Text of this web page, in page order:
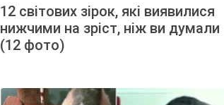
12 світових зірок, які виявилися
нижчими на зріст, ніж ви думали
(12 фото)